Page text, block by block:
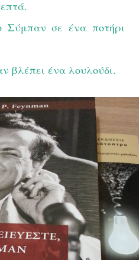
Σύμπαν σε ένα ποτήρι
βλέπει ένα λουλούδι.